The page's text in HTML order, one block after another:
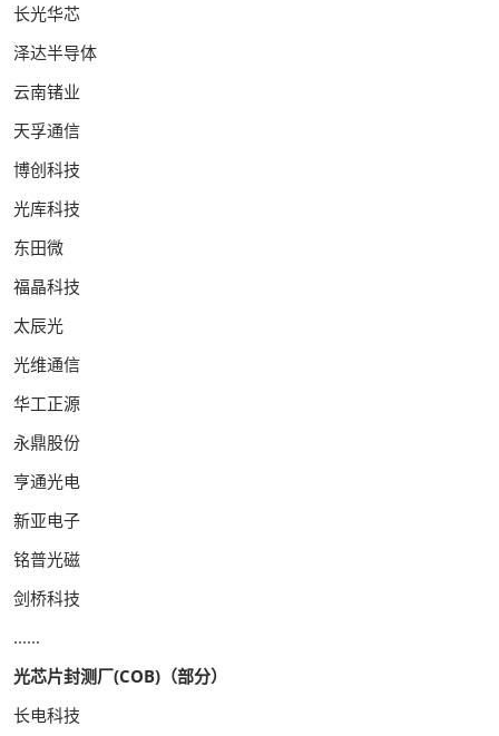
长光华芯
泽达半导体
云南锗业
天孚通信
博创科技
光库科技
东田微
福晶科技
太辰光
光维通信
华工正源
永鼎股份
亨通光电
新亚电子
铭普光磁
剑桥科技
......
光芯片封测厂(COB)（部分）
长电科技